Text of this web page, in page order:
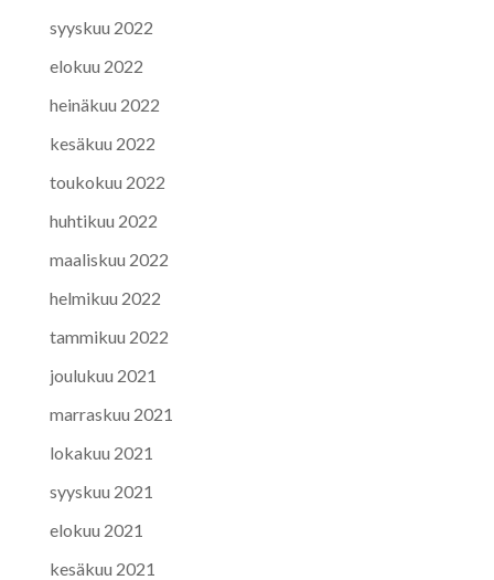
syyskuu 2022
elokuu 2022
heinäkuu 2022
kesäkuu 2022
toukokuu 2022
huhtikuu 2022
maaliskuu 2022
helmikuu 2022
tammikuu 2022
joulukuu 2021
marraskuu 2021
lokakuu 2021
syyskuu 2021
elokuu 2021
kesäkuu 2021